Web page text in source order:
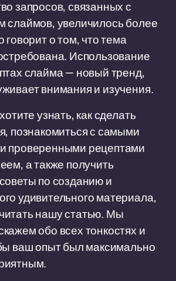
запросов, связанных с
слаймов, увеличилось более
говорит о том, что тема
Использование
слайма — новый тренд,
внимания и изучения.
узнать, как сделать
познакомиться с самыми
проверенными рецептами
а также получить
по созданию и
удивительного материала,
нашу статью. Мы
обо всех тонкостях и
ваш опыт был максимально